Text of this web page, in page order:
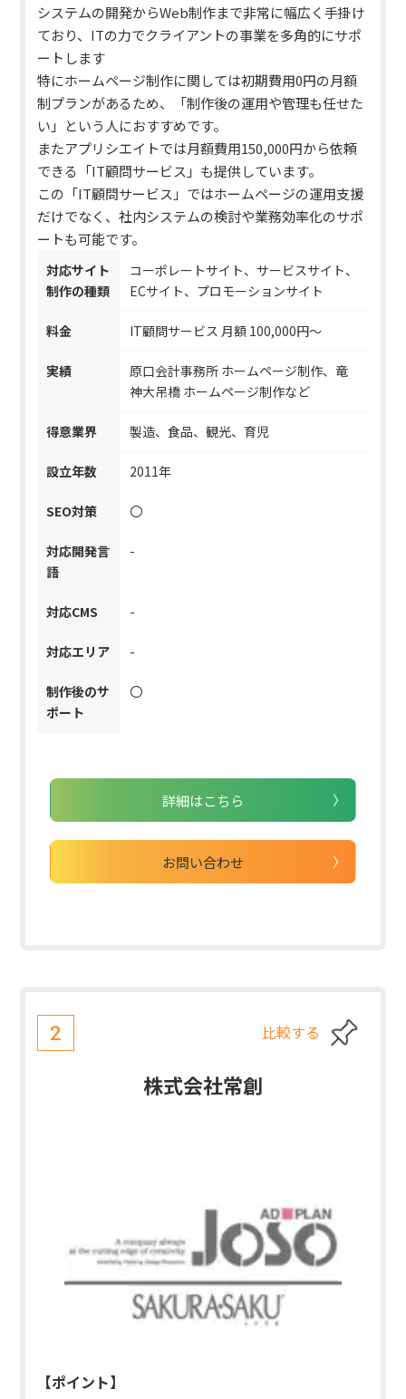
システムの開発からWeb制作まで非常に幅広く手掛け
ており、ITの力でクライアントの事業を多角的にサポ
ートします
特にホームページ制作に関しては初期費用0円の月額
制プランがあるため、
「制作後の運用や管理も任せた
い」という人におすすめです。
またアプリシエイトでは月額費用150,000円から依頼
できる「IT顧問サービス」も提供しています。
この 「IT顧問サービス」ではホームページの運用支援
だけでなく、社内システムの検討や業務効率化のサポ
ートも可能です。
対応サイト
制作の種類
コーポレートサイト、サービスサイト、
ECサイト、プロモーションサイト
料金 IT顧問サービス 月額 100,000円〜
実績
原口会計事務所 ホームページ制作、竜
神大吊橋 ホームページ制作など
得意業界 製造、食品、観光、育児
設立年数 2011年
SEO対策 〇
対応開発言
語
-
対応CMS -
対応エリア -
制作後のサ
ポート
〇
詳細はこちら
お問い合わせ
2 比較する
株式会社常創
【ポイント】